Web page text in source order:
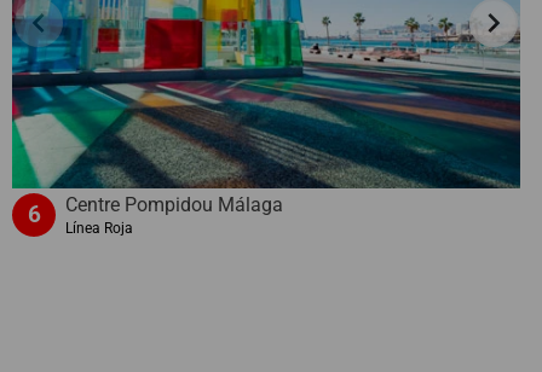
chevron_left
6 Centre Pompidou Málaga
Línea Roja
chevron_right